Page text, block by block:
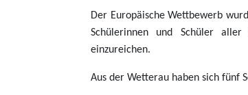
Der Europäische Wettbewerb
Schülerinnen und Schüler
einzureichen.
Aus der Wetterau haben sich fünf